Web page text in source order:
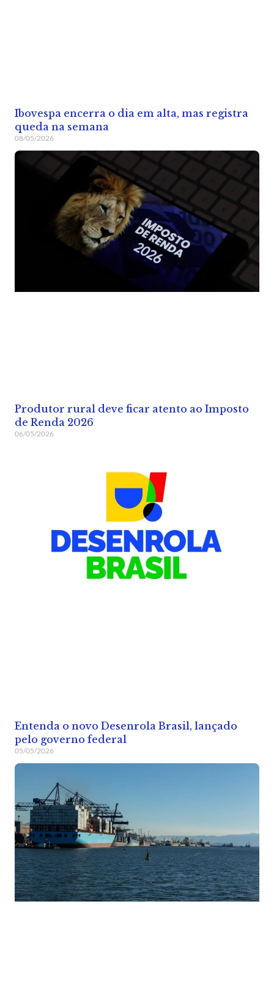
Ibovespa encerra o dia em alta, mas registra
queda na semana
08/05/2026
Produtor rural deve ficar atento ao Imposto
de Renda 2026
06/05/2026
Entenda o novo Desenrola Brasil, lançado
pelo governo federal
05/05/2026